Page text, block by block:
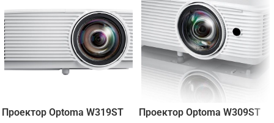
Проектор Optoma W319ST Проектор Optoma W309ST